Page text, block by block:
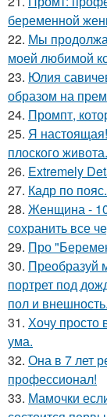
беременной
22. Мы
моей любимой
23. Юлия
образом на
24. Промпт,
25. Я
плоского живота.
26. Extremely
27. Кадр по пояс.
28. Женщина -
сохранить все
29. Про
30. Преобразуй
портрет под
пол и внешность.
31. Хочу просто
ума.
32. Она в 7 лет
профессионал!
33. Мамочки